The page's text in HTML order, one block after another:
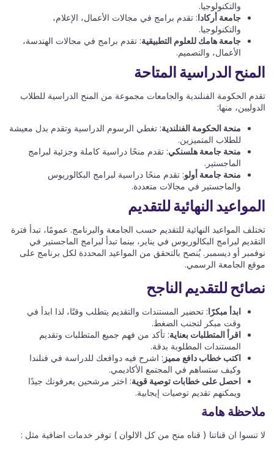
والتكنولوجيا.
جامعة أركادا: تقدم برامج في مجالات الأعمال، الإعلام،
والتكنولوجيا.
جامعة هامك للعلوم التطبيقية: تقدم برامج في مجالات الهندسة،
الأعمال، والتصميم.
المنح الدراسية المتاحة
تقدم الحكومة الفنلندية والجامعات مجموعة من المنح الدراسية للطلاب
الدوليين، منها:
منحة الحكومة الفنلندية: تغطي الرسوم الدراسية وتقدم بدل معيشة
للطلاب المتميزين.
منحة جامعة هلسنكي: تقدم منحًا دراسية كاملة وجزئية لبرامج
الماجستير.
منحة جامعة أولو: تقدم منحًا دراسية لبرامج البكالوريوس
والماجستير في مجالات متعددة.
المواعيد النهائية للتقديم
تختلف المواعيد النهائية للتقديم حسب الجامعة والبرنامج. عمومًا، تبدأ فترة
التقديم لبرامج البكالوريوس في يناير، بينما تبدأ لبرامج الماجستير في
نوفمبر أو ديسمبر. يُنصح بالتحقق من المواعيد المحددة لكل برنامج على
موقع الجامعة الرسمي.
نصائح للتقديم الناجح
ابدأ مبكرًا: تحضير المستندات والتقديم يتطلب وقتًا، لذا ابدأ في
وقت مبكر لتجنب الضغط.
اقرأ المتطلبات بعناية: تأكد من فهم جميع المتطلبات وتقديم
المستندات المطلوبة بدقة.
اكتب خطاب دافع مميز : اشرح فيه دوافعك للدراسة في فنلندا
وكيف ستساهم في المجتمع الأكاديمي.
احصل على خطابات توصية قوية: اختر مرشحين يعرفونك جيدًا
ويمكنهم تقديم توصيات إيجابية.
ملاحظة هامة
لا تنسوا ان قناتنا ( قناه منح من كل الالوان ) توفر خدمات اضافية مثل :